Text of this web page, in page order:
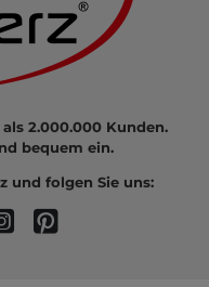
2.000.000 Kunden.
bequem ein.
und folgen Sie uns: